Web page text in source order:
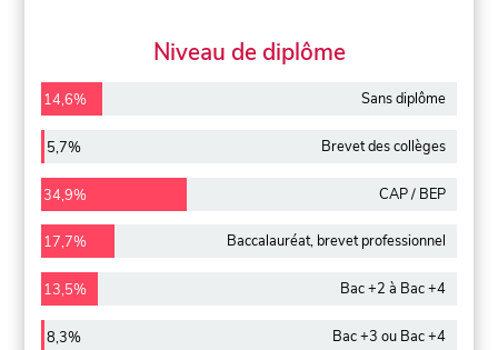
Niveau de diplôme
14,6% Sans diplôme
5,7% Brevet des collèges
34,9% CAP / BEP
17,7% Baccalauréat, brevet professionnel
13,5% Bac +2 à Bac +4
8,3% Bac +3 ou Bac +4